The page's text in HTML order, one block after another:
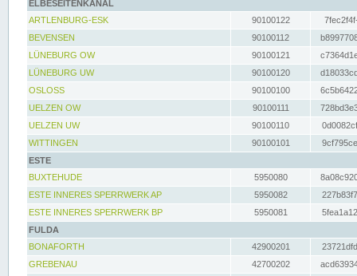
ELBESEITENKANAL
ARTLENBURG-ESK
90100122
BEVENSEN
90100112
LÜNEBURG OW
90100121
LÜNEBURG UW
90100120
OSLOSS
90100100
UELZEN OW
90100111
UELZEN UW
90100110
WITTINGEN
90100101
ESTE
BUXTEHUDE
5950080
ESTE INNERES SPERRWERK AP
5950082
ESTE INNERES SPERRWERK BP
5950081
FULDA
BONAFORTH
42900201
GREBENAU
42700202